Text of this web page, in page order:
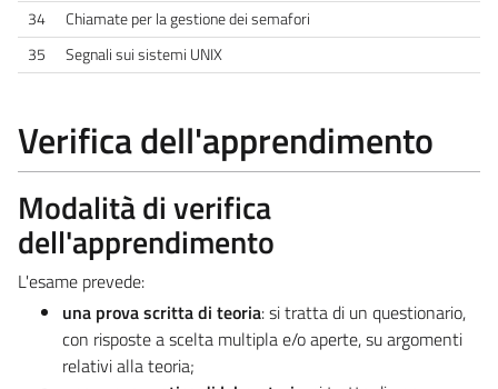
34
Chiamate per la gestione dei semafori
35
Segnali sui sistemi UNIX
Verifica dell'apprendimento
Modalità di verifica
dell'apprendimento
L'esame prevede:
una prova scritta di teoria: si tratta di un questionario,
con risposte a scelta multipla e/o aperte, su argomenti
relativi alla teoria;